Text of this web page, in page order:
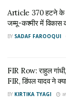
Article 370 हटने के 7
जम्मू-कश्मीर में
BY SADAF FAROOQUI
FIR Row: राहुल
FIR, डिंपल यादव ने क्या
BY KIRTIKA TYAGI